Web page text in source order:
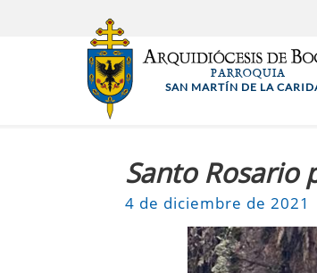
PARROQUIA
SAN MARTÍN DE LA
Santo Rosario
4 de diciembre de 2021